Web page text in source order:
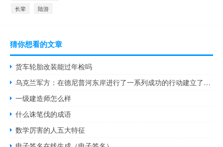
长辈 陆游
猜你想看的文章
货车轮胎改装能过年检吗
乌克兰军方：在德尼普河东岸进行了一系列成功的行动建立了几个桥头堡
一级建造师怎么样
什么诛笔伐的成语
数学厉害的人五大特征